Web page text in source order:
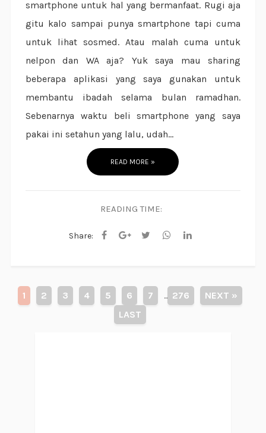
smartphone untuk hal yang bermanfaat. Rugi aja
gitu kalo sampai punya smartphone tapi cuma
untuk lihat sosmed. Atau malah cuma untuk
nelpon dan WA aja? Yuk saya mau sharing
beberapa aplikasi yang saya gunakan untuk
membantu ibadah selama bulan ramadhan.
Sebenarnya waktu beli smartphone yang saya
pakai ini setahun yang lalu, udah...
READ MORE »
READING TIME:
Share:
1 2 3 4 5 6 7 ... 276
NEXT »
LAST